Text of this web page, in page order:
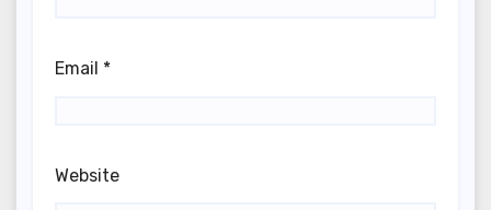
Email *
Website